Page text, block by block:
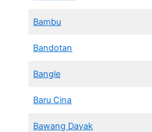
Bambu
Bandotan
Bangle
Baru Cina
Bawang Dayak